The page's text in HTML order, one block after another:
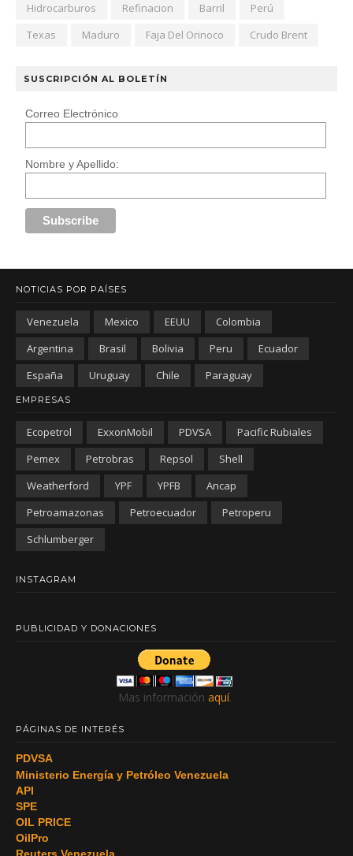
Hidrocarburos
Refinacion Barril
Perú
Texas
Maduro Faja Del Orinoco Crudo Brent
SUSCRIPCIÓN AL BOLETÍN
Correo Electrónico
Nombre y Apellido:
NOTICIAS POR PAÍSES
Venezuela Mexico EEUU
Colombia
Argentina
Brasil Bolivia Peru
Ecuador
España
Uruguay Chile Paraguay
EMPRESAS
Ecopetrol ExxonMobil PDVSA
Pacific Rubiales
Pemex
Petrobras Repsol
Shell
Weatherford
YPF YPFB
Ancap
Petroamazonas
Petroecuador
Petroperu
Schlumberger
INSTAGRAM
PUBLICIDAD Y DONACIONES
Mas información aquí.
PÁGINAS DE INTERÉS
PDVSA
Ministerio Energía y Petróleo Venezuela
API
SPE
OIL PRICE
OilPro
Reuters Venezuela